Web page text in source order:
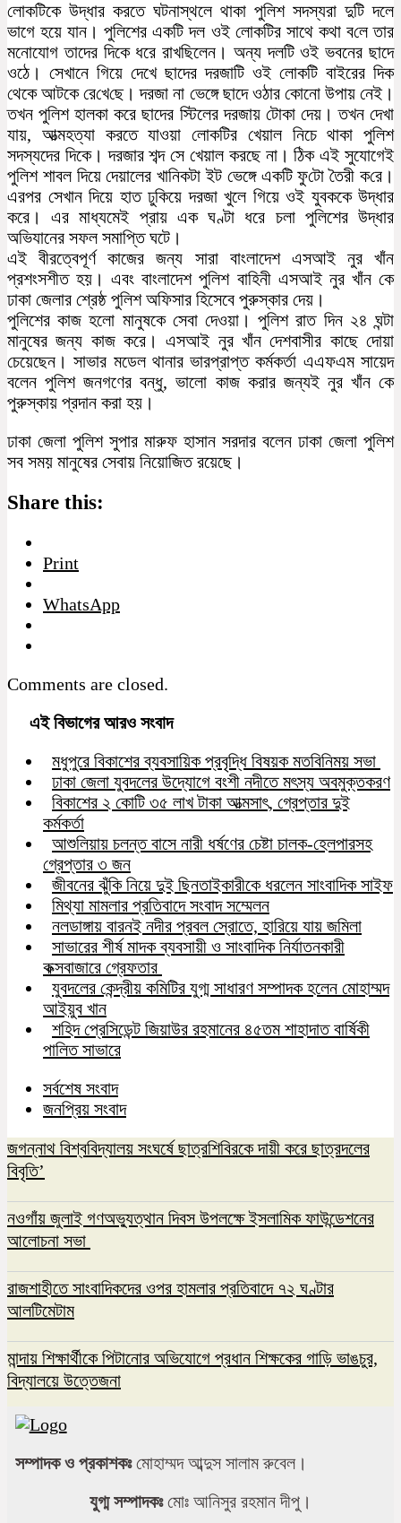
লোকটিকে উদ্ধার করতে ঘটনাস্থলে থাকা পুলিশ সদস্যরা দুটি দলে
ভাগে হয়ে যান। পুলিশের একটি দল ওই লোকটির সাথে কথা ব‌লে তার
মনোযোগ তাদের দিকে ধরে রাখছিলেন। অন্য দলটি ওই ভবনের ছাদে
ওঠে। সেখানে গিয়ে দেখে ছাদের দরজাটি ওই লোকটি বাইরের দিক
থেকে আটকে রে‌খে‌ছে। দরজা না ভেঙ্গে ছাদে ওঠার কোনো উপায় নেই।
তখন পুলিশ হালকা করে ছাদের স্টিলের দরজায় টোকা দেয়। তখন দেখা
যায়, আত্মহত্যা করতে যাওয়া লোকটির খেয়াল নিচে থাকা পুলিশ
সদস্যদের দিকে। দরজার শব্দ সে খেয়াল করছে না। ঠিক এই সুযোগেই
পুলিশ শাবল দিয়ে দেয়ালের খা‌নিকটা ইট ভেঙ্গে এক‌টি ফু‌টো তৈরী ক‌রে।
এরপর সেখান দিয়ে হাত ঢুকিয়ে দরজা খুলে গিয়ে ওই যুবককে উদ্ধার
করে। এর মাধ্যমেই প্রায় এক ঘণ্টা ধরে চলা পুলিশের উদ্ধার
অভিযানের সফল সমাপ্তি ঘটে।
এই বীরত্বেপূর্ণ কাজের জন্য সারা বাংলাদেশ এসআই নুর খাঁন
প্রশংসশীত হয়। এবং বাংলাদেশ পুলিশ বাহিনী এসআই নুর খাঁন কে
ঢাকা জেলার শ্রেষ্ঠ পুলিশ অফিসার হিসেবে পুরুস্কার দেয়।
পুলিশের কাজ হলো মানুষকে সেবা দেওয়া। পুলিশ রাত দিন ২৪ ঘন্টা
মানুষের জন্য কাজ করে। এসআই নুর খাঁন দেশবাসীর কাছে দোয়া
চেয়েছেন। সাভার মডেল থানার ভারপ্রাপ্ত কর্মকর্তা এএফএম সায়েদ
বলেন পুলিশ জনগণের বন্ধু, ভালো কাজ করার জন্যই নুর খাঁন কে
পুরুস্কায় প্রদান করা হয়।
ঢাকা জেলা পুলিশ সুপার মারুফ হাসান সরদার বলেন ঢাকা জেলা পুলিশ
সব সময় মানুষের সেবায় নিয়োজিত রয়েছে।
Share this:
Print
WhatsApp
Comments are closed.
এই বিভাগের আরও সংবাদ
মধুপুরে বিকাশের ব্যবসায়িক প্রবৃদ্ধি বিষয়ক মতবিনিময় সভা
ঢাকা জেলা যুবদলের উদ্যোগে বংশী নদীতে মৎস্য অবমুক্তকরণ
বিকাশের ২ কোটি ৩৫ লাখ টাকা আত্মসাৎ, গ্রেপ্তার দুই
কর্মকর্তা
আশুলিয়ায় চলন্ত বাসে নারী ধর্ষণের চেষ্টা চালক-হেলপারসহ
গ্রেপ্তার ৩ জন
জীবনের ঝুঁকি নিয়ে দুই ছিনতাইকারীকে ধরলেন সাংবাদিক সাইফ
মিথ্যা মামলার প্রতিবাদে সংবাদ সম্মেলন
নলডাঙ্গায় বারনই নদীর প্রবল স্রোতে, হারিয়ে যায় জমিলা
সাভারের শীর্ষ মাদক ব্যবসায়ী ও সাংবাদিক নির্যাতনকারী
কক্সবাজারে গ্রেফতার
যুবদলের কেন্দ্রীয় কমিটির যুগ্ম সাধারণ সম্পাদক হলেন মোহাম্মদ
আইয়ুব খান
শহিদ প্রেসিডেন্ট জিয়াউর রহমানের ৪৫তম শাহাদাত বার্ষিকী
পালিত সাভারে
সর্বশেষ সংবাদ
জনপ্রিয় সংবাদ
জগন্নাথ বিশ্ববিদ্যালয় সংঘর্ষে ছাত্রশিবিরকে দায়ী করে ছাত্রদলের
বিবৃতি’
নওগাঁয় জুলাই গণঅভ্যুত্থান দিবস উপলক্ষে ইসলামিক ফাউন্ডেশনের
আলোচনা সভা
রাজশাহীতে সাংবাদিকদের ওপর হামলার প্রতিবাদে ৭২ ঘণ্টার
আলটিমেটাম
মান্দায় শিক্ষার্থীকে পিটানোর অভিযোগে প্রধান শিক্ষকের গাড়ি ভাঙচুর,
বিদ্যালয়ে উত্তেজনা
সম্পাদক ও প্রকাশকঃমোহাম্মদ আব্দুস সালাম রুবেল।
যুগ্ম সম্পাদকঃমোঃ আনিসুর রহমান দীপু।